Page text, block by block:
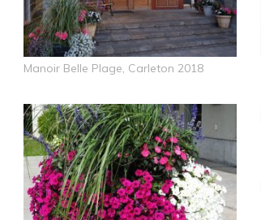
Manoir Belle Plage, Carleton 2018